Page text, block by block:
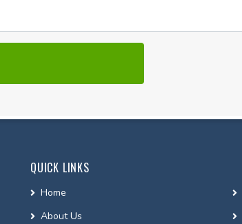
QUICK LINKS
Home
About Us